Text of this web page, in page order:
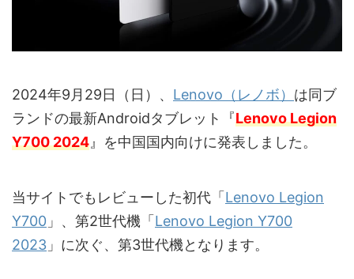
2024年9月29日（日）、 Lenovo（レノボ） は同ブ
ランドの最新Androidタブレット『Lenovo Legion
Y700 2024』を中国国内向けに発表しました。
当サイトでもレビューした初代「 Lenovo Legion
Y700 」、第2世代機「 Lenovo Legion Y700
2023 」に次ぐ、第3世代機となります。